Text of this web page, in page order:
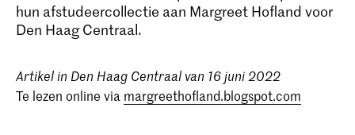
hun afstudeercollectie aan Margreet Hofland voor
Den Haag Centraal.
Artikel in Den Haag Centraal van 16 juni 2022
Te lezen online via margreethofland.blogspot.com